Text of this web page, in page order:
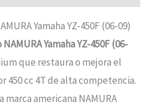
Yamaha YZ-450F (06-09)
Yamaha YZ-450F (06-
que restaura o mejora el
cc 4T de alta competencia.
americana NAMURA